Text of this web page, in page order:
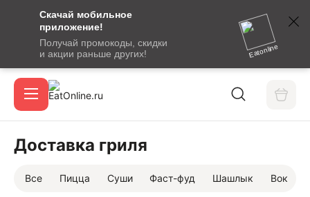
Скачай мобильное
приложение!
Получай промокоды, скидки
и акции раньше других!
Eatonline
сообщение
кодом
подтверждения
Акции
Доставка гриля
Все Пицца Суши Фаст-фуд Шашлык Вок